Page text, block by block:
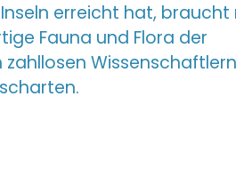
erreicht hat, braucht
Fauna und Flora der
Wissenschaftlern